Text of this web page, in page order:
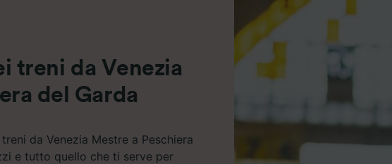
treni da Venezia
del Garda
da Venezia Mestre a Peschiera
e tutto quello che ti serve per